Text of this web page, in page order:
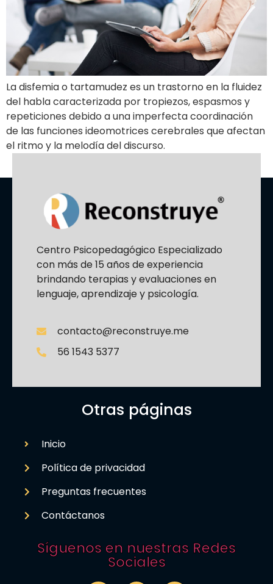
La disfemia o tartamudez es un trastorno en la fluidez
del habla caracterizada por tropiezos, espasmos y
repeticiones debido a una imperfecta coordinación
de las funciones ideomotrices cerebrales que afectan
el ritmo y la melodía del discurso.
Centro Psicopedagógico Especializado
con más de 15 años de experiencia
brindando terapias y evaluaciones en
lenguaje, aprendizaje y psicología.
contacto@reconstruye.me
56 1543 5377
Otras páginas
Inicio
Política de privacidad
Preguntas frecuentes
Contáctanos
Síguenos en nuestras Redes
Sociales